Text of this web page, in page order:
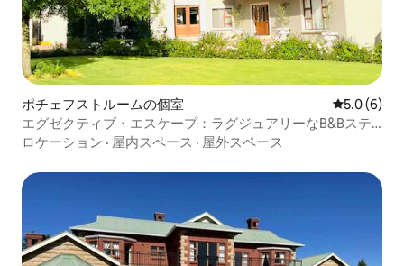
ポチェフストルームの個室 レビュー6
5.0 (6)
エグゼクティブ・エスケープ：ラグジュアリーなB&Bステ
イ・スイート2
ロケーション · 屋内スペース · 屋外スペース